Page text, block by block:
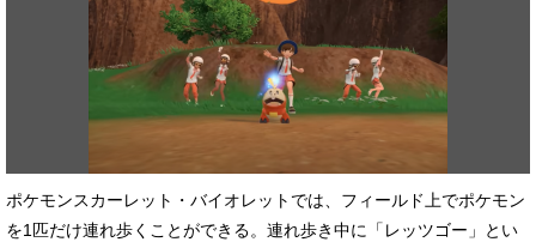
ポケモンスカーレット・バイオレットでは、フィールド上でポケモン
を1匹だけ連れ歩くことができる。連れ歩き中に「レッツゴー」とい